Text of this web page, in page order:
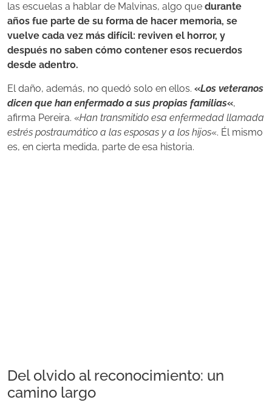
las escuelas a hablar de Malvinas, algo que durante
años fue parte de su forma de hacer memoria, se
vuelve cada vez más difícil: reviven el horror, y
después no saben cómo contener esos recuerdos
desde adentro.
El daño, además, no quedó solo en ellos. «Los veteranos
dicen que han enfermado a sus propias familias«,
afirma Pereira. «Han transmitido esa enfermedad llamada
estrés postraumático a las esposas y a los hijos«. Él mismo
es, en cierta medida, parte de esa historia.
Del olvido al reconocimiento: un
camino largo